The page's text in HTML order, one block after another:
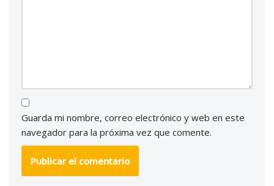
Guarda mi nombre, correo electrónico y web en este
navegador para la próxima vez que comente.